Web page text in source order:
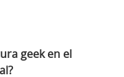
geek en el